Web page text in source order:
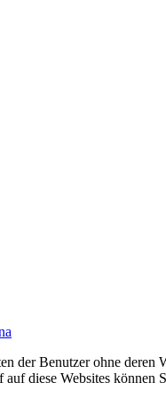
der Benutzer ohne deren
diese Websites können